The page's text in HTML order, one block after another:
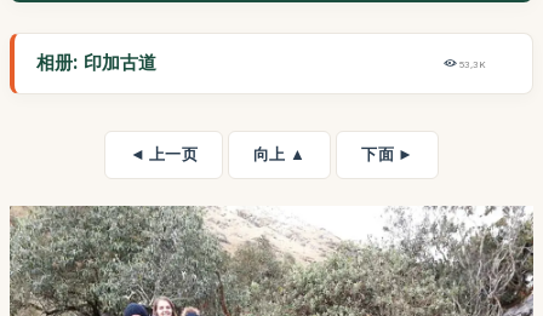
相册: 印加古道 53,3K
◄ 上一页 向上 ▲ 下面 ►